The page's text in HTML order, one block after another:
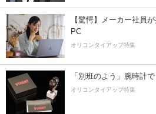
【驚愕】メーカー社員
PC
オリコンタイアップ特集
「別班のよう」腕時計
オリコンタイアップ特集